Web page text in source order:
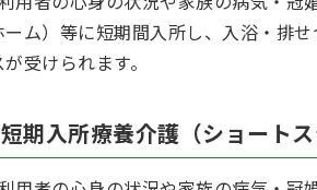
ーム）等に短期間入所し、入浴・排
が受けられます。
短期入所療養介護（ショートス